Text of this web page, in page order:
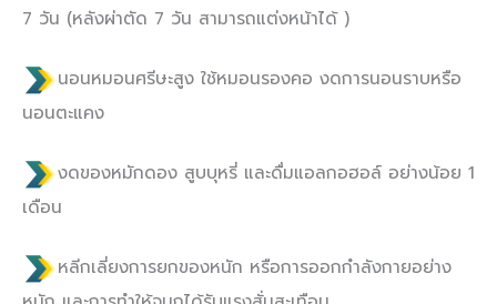
7 วัน (หลังผ่าตัด 7 วัน สามารถแต่งหน้าได้ )
นอนหมอนศรีษะสูง ใช้หมอนรองคอ งดการนอนราบหรือ
นอนตะแคง
งดของหมักดอง สูบบุหรี่ และดื่มแอลกอฮอล์ อย่างน้อย 1
เดือน
หลีกเลี่ยงการยกของหนัก หรือการออกกำลังกายอย่าง